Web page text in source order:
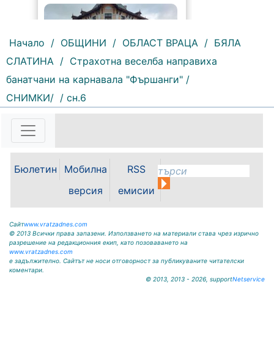
239 | 2026-08-07 14:37:47
Обръщение и поздрав на
директора на Северозападно
държавно предприятие – ДП
Враца инж. Димитър Ганчев по
сезон за прелетен дивеч:
служители на ловните и
Начало / ОБЩИНИ / ОБЛАСТ ВРАЦА / БЯЛА
СЛАТИНА / Страхотна веселба направиха
банатчани на карнавала "Фършанги" /
СНИМКИ/ / сн.6
Бюлетин
Мобилна
версия
RSS
емисии
Сайтwww.vratzadnes.com
© 2013 Всички права запазени. Използването на материали става чрез изрично
разрешение на редакционния екип, като позоваването на
www.vratzadnes.com
е задължително. Сайтът не носи отговорност за публикуваните читателски
коментари.
© 2013, 2013 - 2026, supportNetservice